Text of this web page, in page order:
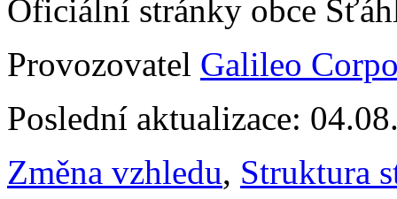
Oficiální stránky obce
Provozovatel Galileo
Poslední aktualizace:
Změna vzhledu, Struktura